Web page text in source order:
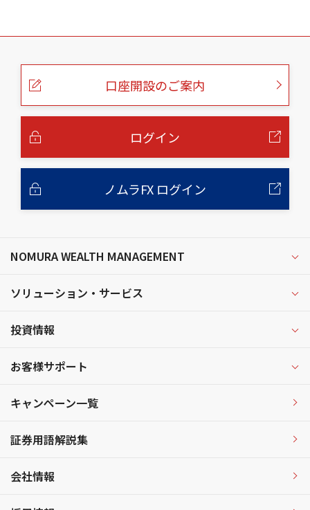
こ
口座開設のご案内
ログイン
ノムラFX ログイン
NOMURA WEALTH MANAGEMENT
ソリューション・サービス
投資情報
お客様サポート
キャンペーン一覧
証券用語解説集
会社情報